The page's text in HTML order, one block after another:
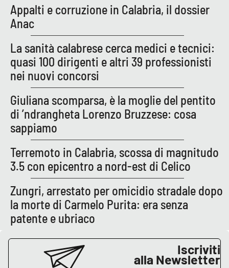
CALABRIAVISIONE
Destinazioni
Eventi
Food
Storie
NETWORK
Lacplay.it
Lactv.it
Laconair.it
Lacitymag.it
Appalti e corruzione in Calabria, il dossier
Anac
La sanità calabrese cerca medici e tecnici:
quasi 100 dirigenti e altri 39 professionisti
nei nuovi concorsi
Giuliana scomparsa, è la moglie del pentito
di ’ndrangheta Lorenzo Bruzzese: cosa
sappiamo
Terremoto in Calabria, scossa di magnitudo
3.5 con epicentro a nord-est di Celico
Zungri, arrestato per omicidio stradale dopo
la morte di Carmelo Purita: era senza
patente e ubriaco
Iscriviti
alla Newsletter